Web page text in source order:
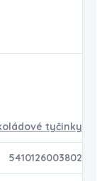
tyčinky
5410126003802